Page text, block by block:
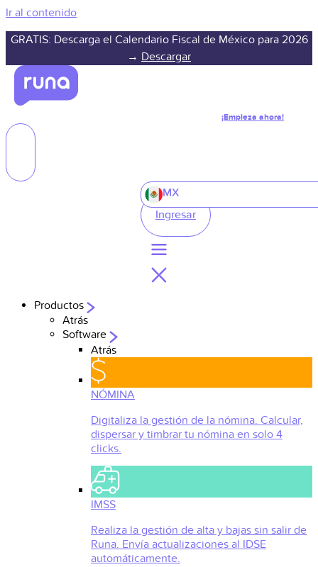
Ir al contenido
GRATIS: Descarga el Calendario Fiscal de México para 2026
→ Descargar
¡Empieza ahora!
MX
Ingresar
Productos
Atrás
Software
Atrás
NÓMINA
Digitaliza la gestión de la nómina. Calcular,
dispersar y timbrar tu nómina en solo 4
clicks.
IMSS
Realiza la gestión de alta y bajas sin salir de
Runa. Envía actualizaciones al IDSE
automáticamente.